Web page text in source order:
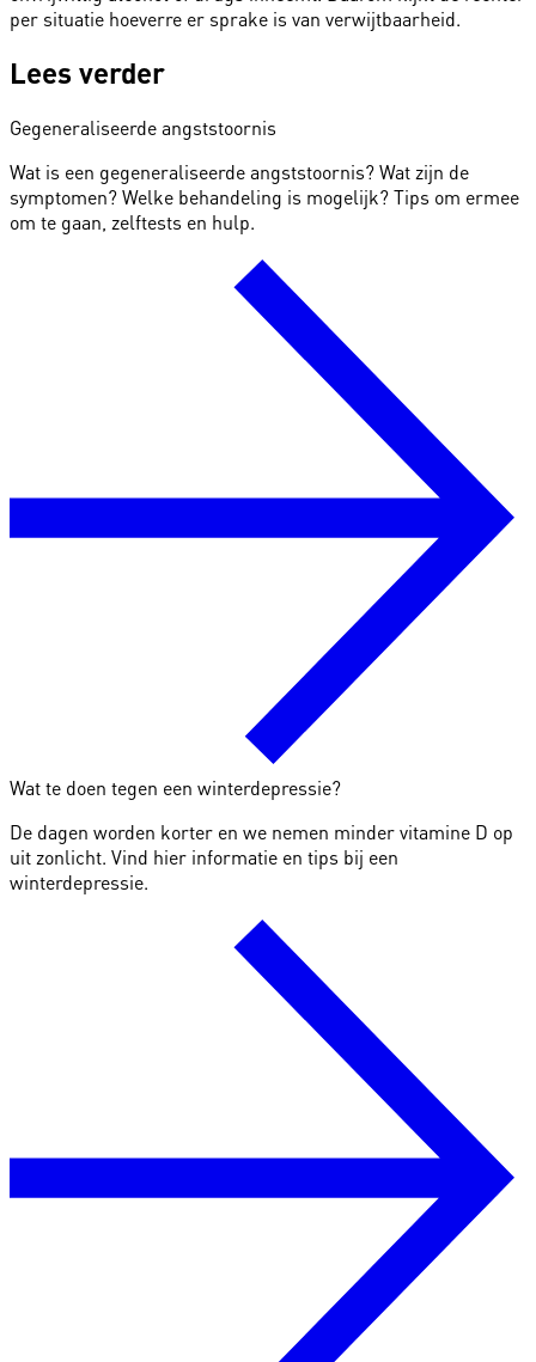
per situatie hoeverre er sprake is van verwijtbaarheid.
Lees verder
Gegeneraliseerde angststoornis
Wat is een gegeneraliseerde angststoornis? Wat zijn de
symptomen? Welke behandeling is mogelijk? Tips om ermee
om te gaan, zelftests en hulp.
Wat te doen tegen een winterdepressie?
De dagen worden korter en we nemen minder vitamine D op
uit zonlicht. Vind hier informatie en tips bij een
winterdepressie.